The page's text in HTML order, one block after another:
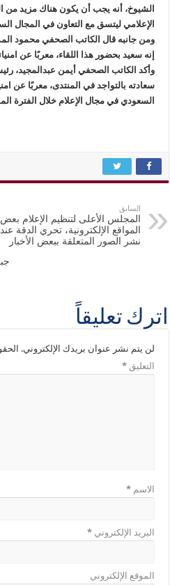
الشيوخ، أنه يجب أن يكون هناك مزيد من
الإعلامي ليتسق مع التعاون في المجال
إنه سعيد بحضور هذا اللقاء، معربًا عن
وأكد الكاتب الصحفي أيمن عبدالمجيد،
سعادته بالتواجد في المنتدى، معربًا عن
السعودي في مجال الإعلام خلال الفترة
السابق
المجلس الأعلى لتنظيم الإعلام بعض
المواقع الإلكترونية، تحري الدقة عند
نشر الصور المتعلقة ببعض الأخبار
اترك تعليقاً
لن يتم نشر عنوان بريدك الإلكتروني.
التعليق*
الاسم*
البريد الإلكتروني*
الموقع الإلكتروني